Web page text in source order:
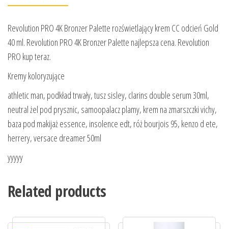
Revolution PRO 4K Bronzer Palette rozświetlający krem CC odcień Gold
40 ml. Revolution PRO 4K Bronzer Palette najlepsza cena. Revolution
PRO kup teraz.
Kremy koloryzujące
athletic man, podkład trwały, tusz sisley, clarins double serum 30ml,
neutral żel pod prysznic, samoopalacz plamy, krem na zmarszczki vichy,
baza pod makijaż essence, insolence edt, róż bourjois 95, kenzo d ete,
herrery, versace dreamer 50ml
yyyyy
Related products